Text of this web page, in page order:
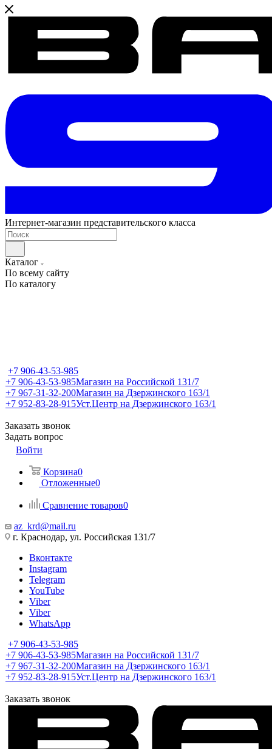
Интернет-магазин представительского класса
Каталог
По всему сайту
По каталогу
+7 906-43-53-985
+7 906-43-53-985Магазин на Российской 131/7
+7 967-31-32-200Магазин на Дзержинского 163/1
+7 952-83-28-915Уст.Центр на Дзержинского 163/1
Заказать звонок
Задать вопрос
Войти
Корзина0
Отложенные0
Сравнение товаров0
az_krd@mail.ru
г. Краснодар, ул. Российская 131/7
Вконтакте
Instagram
Telegram
YouTube
Viber
Viber
WhatsApp
+7 906-43-53-985
+7 906-43-53-985Магазин на Российской 131/7
+7 967-31-32-200Магазин на Дзержинского 163/1
+7 952-83-28-915Уст.Центр на Дзержинского 163/1
Заказать звонок